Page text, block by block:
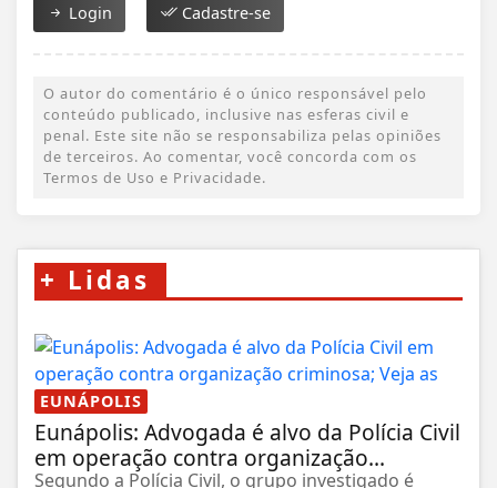
Login Cadastre-se
O autor do comentário é o único responsável pelo
conteúdo publicado, inclusive nas esferas civil e
penal. Este site não se responsabiliza pelas opiniões
de terceiros. Ao comentar, você concorda com os
Termos de Uso e Privacidade.
+ Lidas
EUNÁPOLIS
Eunápolis: Advogada é alvo da Polícia Civil
em operação contra organização...
Segundo a Polícia Civil, o grupo investigado é